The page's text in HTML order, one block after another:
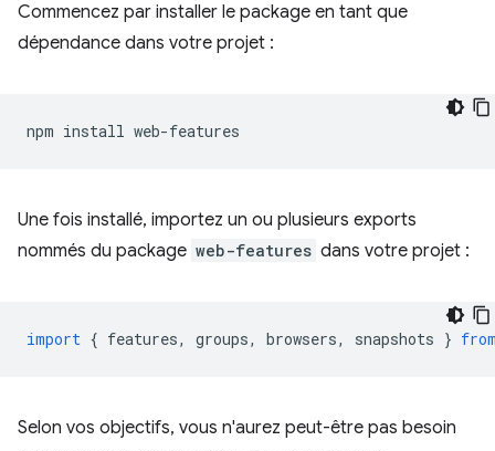
Commencez par installer le package en tant que
dépendance dans votre projet :
npm install
Une fois installé, importez un ou plusieurs exports
nommés du package web-features dans votre projet :
import { features, groups, browsers, snapshots }
Selon vos objectifs, vous n'aurez peut-être pas besoin